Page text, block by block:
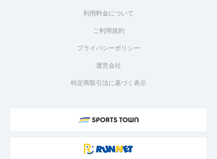
利用料金について
ご利用規約
プライバシーポリシー
運営会社
特定商取引法に基づく表示